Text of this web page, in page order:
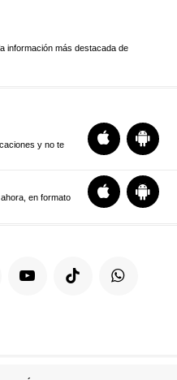
información más destacada de
y no te
en formato